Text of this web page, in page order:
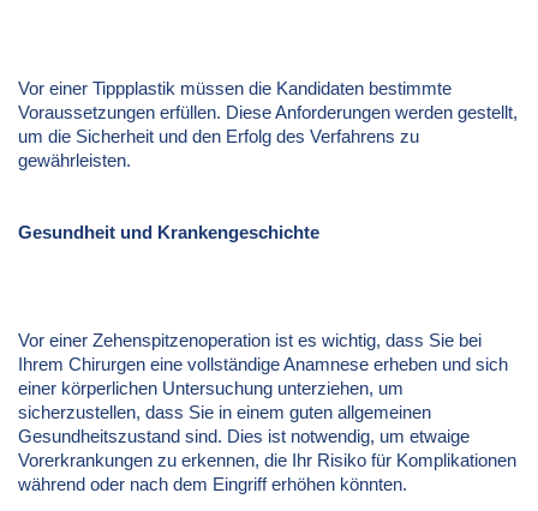
Vor einer Tippplastik müssen die Kandidaten bestimmte
Voraussetzungen erfüllen. Diese Anforderungen werden gestellt,
um die Sicherheit und den Erfolg des Verfahrens zu
gewährleisten.
Gesundheit und Krankengeschichte
Vor einer Zehenspitzenoperation ist es wichtig, dass Sie bei
Ihrem Chirurgen eine vollständige Anamnese erheben und sich
einer körperlichen Untersuchung unterziehen, um
sicherzustellen, dass Sie in einem guten allgemeinen
Gesundheitszustand sind. Dies ist notwendig, um etwaige
Vorerkrankungen zu erkennen, die Ihr Risiko für Komplikationen
während oder nach dem Eingriff erhöhen könnten.